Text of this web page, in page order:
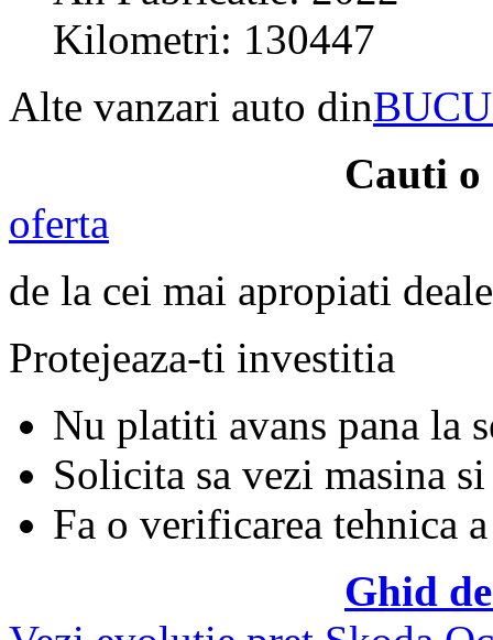
Kilometri: 130447
Alte vanzari auto din
Cauti o
oferta
de la cei mai apropiati
Protejeaza-ti investitia
Nu platiti avans pana la
Solicita sa vezi masina si
Fa o verificarea tehnica
Ghid